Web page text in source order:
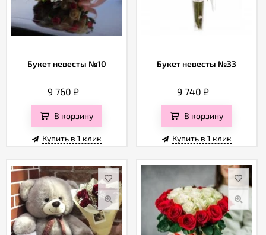
Букет невесты №10
9 760 ₽
В корзину
Купить в 1 клик
Букет невесты №33
9 740₽
В корзину
Купить в 1 клик